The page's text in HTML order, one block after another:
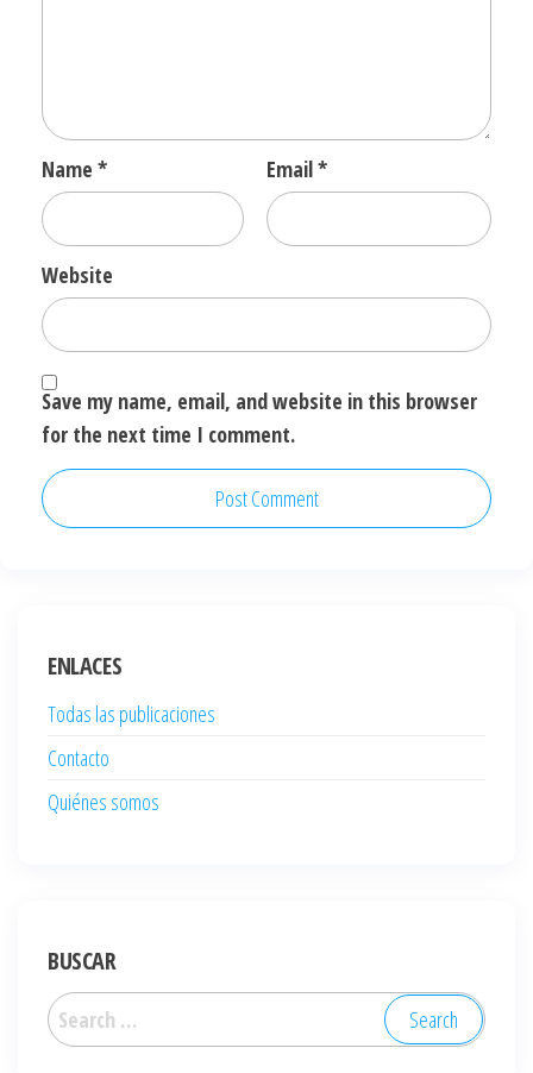
Name * Email*
Website
Save my name, email, and website in this browser
for the next time I comment.
ENLACES
Todas las publicaciones
Contacto
Quiénes somos
BUSCAR
Search
for: